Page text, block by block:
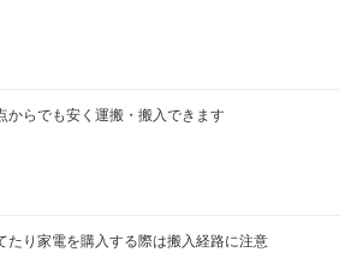
からでも安く運搬・搬入できます
たり家電を購入する際は搬入経路に注意